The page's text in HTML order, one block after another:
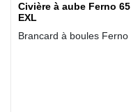
Civière à aube Ferno 65
EXL
Brancard à boules Ferno